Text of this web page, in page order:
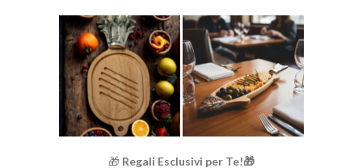
🎁 Regali Esclusivi per Te!🎁